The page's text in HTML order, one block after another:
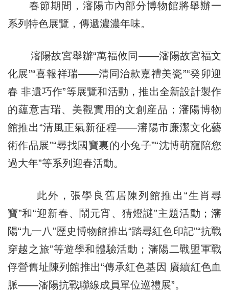
春節期間，瀋陽市內部分博物館將舉辦一
系列特色展覽，傳遞濃濃年味。
瀋陽故宮舉辦“萬福攸同——瀋陽故宮福文
化展”“喜報祥瑞——清同治款嘉禮美瓷”“癸卯迎
春 非遺巧作”等展覽和活動，推出全新設計製作
的蘊意吉瑞、美觀實用的文創産品；瀋陽博物
館推出“清風正氣新征程——瀋陽市廉潔文化藝
術作品展”“尋找國寶裏的小兔子”“沈博萌寵陪您
過大年”等系列迎春活動。
此外，張學良舊居陳列館推出“生肖尋
寶”和“迎新春、鬧元宵、猜燈謎”主題活動；瀋
陽“九一八”歷史博物館推出“踏尋紅色印記”“抗戰
穿越之旅”等遊學和體驗活動；瀋陽二戰盟軍戰
俘營舊址陳列館推出“傳承紅色基因 賡續紅色血
脈——瀋陽抗戰聯線成員單位巡禮展”。